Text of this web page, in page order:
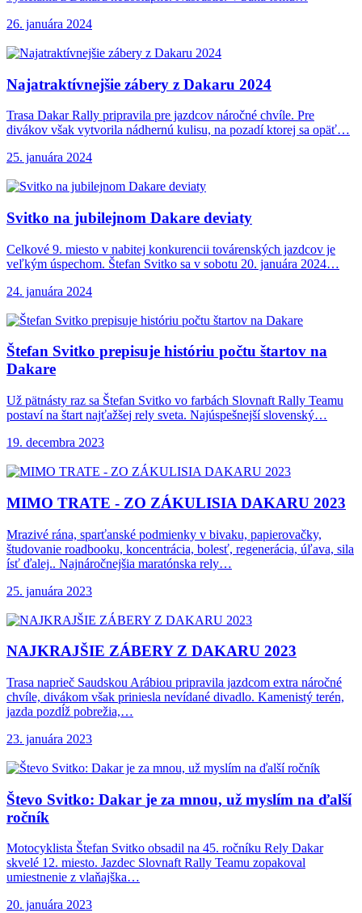
26. januára 2024
Najatraktívnejšie zábery z Dakaru 2024
Trasa Dakar Rally pripravila pre jazdcov náročné chvíle. Pre
divákov však vytvorila nádhernú kulisu, na pozadí ktorej sa opäť…
25. januára 2024
Svitko na jubilejnom Dakare deviaty
Celkové 9. miesto v nabitej konkurencii továrenských jazdcov je
veľkým úspechom. Štefan Svitko sa v sobotu 20. januára 2024…
24. januára 2024
Štefan Svitko prepisuje históriu počtu štartov na
Dakare
Už pätnásty raz sa Štefan Svitko vo farbách Slovnaft Rally Teamu
postaví na štart najťažšej rely sveta. Najúspešnejší slovenský…
19. decembra 2023
MIMO TRATE - ZO ZÁKULISIA DAKARU 2023
Mrazivé rána, sparťanské podmienky v bivaku, papierovačky,
študovanie roadbooku, koncentrácia, bolesť, regenerácia, úľava, sila
ísť ďalej.. Najnáročnejšia maratónska rely…
25. januára 2023
NAJKRAJŠIE ZÁBERY Z DAKARU 2023
Trasa naprieč Saudskou Arábiou pripravila jazdcom extra náročné
chvíle, divákom však priniesla nevídané divadlo. Kamenistý terén,
jazda pozdĺž pobrežia,…
23. januára 2023
Števo Svitko: Dakar je za mnou, už myslím na ďalší
ročník
Motocyklista Štefan Svitko obsadil na 45. ročníku Rely Dakar
skvelé 12. miesto. Jazdec Slovnaft Rally Teamu zopakoval
umiestnenie z vlaňajška…
20. januára 2023